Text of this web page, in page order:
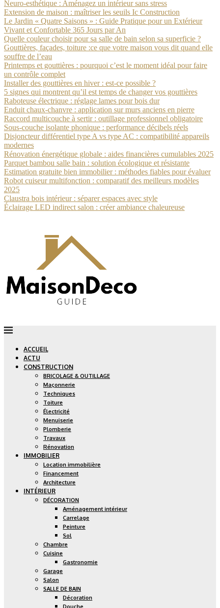
Neuro-esthétique : Aménagez un intérieur sans stress
Extension de maison : maîtriser les seuils Ic Construction
Le Jardin « Quatre Saisons » : Guide Pratique pour un Extérieur
Vivant et Confortable 365 Jours par An
Quelle couleur choisir pour sa salle de bain selon sa superficie ?
Gouttières, façades, toiture :ce que votre maison vous dit quand elle
souffre de l’eau
Printemps et gouttières : pourquoi c’est le moment idéal pour faire
un contrôle complet
Installer des gouttières en hiver : est-ce possible ?
5 signes qui montrent qu’il est temps de changer vos gouttières
Raboteuse électrique : réglage lames pour bois dur
Enduit chaux-chanvre : application sur murs anciens en pierre
Raccord multicouche à sertir : outillage professionnel obligatoire
Sous-couche isolante phonique : performance décibels réels
Disjoncteur différentiel type A vs type AC : compatibilité appareils
modernes
Rénovation énergétique globale : aides financières cumulables 2025
Parquet bambou salle bain : solution écologique et résistante
Estimation gratuite bien immobilier : méthodes fiables pour évaluer
Robot cuiseur multifonction : comparatif des meilleurs modèles
2025
Claustra bois intérieur : séparer espaces avec style
Éclairage LED indirect salon : créer ambiance chaleureuse
ACCUEIL
ACTU
CONSTRUCTION
BRICOLAGE & OUTILLAGE
Maçonnerie
Techniques
Toiture
Électricité
Menuiserie
Plomberie
Travaux
Rénovation
IMMOBILIER
Location immobilière
Financement
Architecture
INTÉRIEUR
DÉCORATION
Aménagement intérieur
Carrelage
Peinture
Sol
Chambre
Cuisine
Gastronomie
Garage
Salon
SALLE DE BAIN
Décoration
Douche